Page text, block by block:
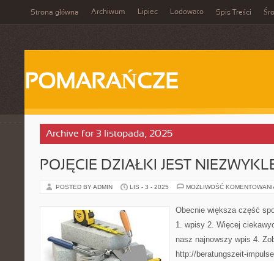
Strona główna Archiwum Lipiec Lodowato Spis Treści
POMARAŃCZE
Archive for 3 listopada, 2025
POJĘCIE DZIAŁKI JEST
POSTED BY ADMIN LIS - 3 - 2025 MOŻLIWOŚĆ
Obecnie większa część
1. wpisy 2. Więcej
nasz najnowszy wpis 4.
http://beratungszeit-